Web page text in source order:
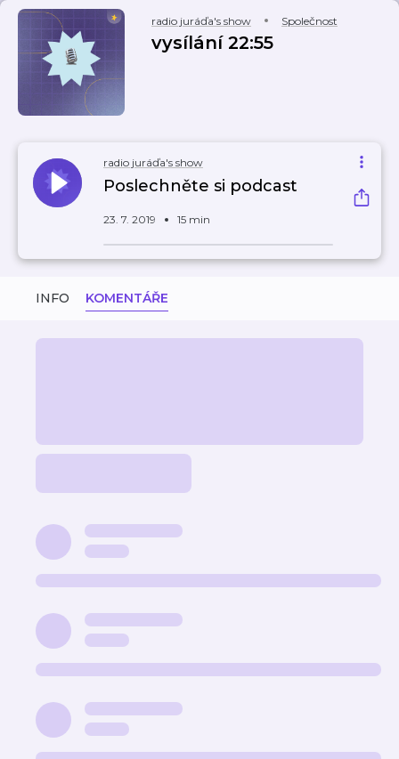
radio juráďa's show Společnost
vysílání 22:55
radio juráďa's show
Poslechněte si podcast
23. 7. 2019 15 min
INFO KOMENTÁŘE